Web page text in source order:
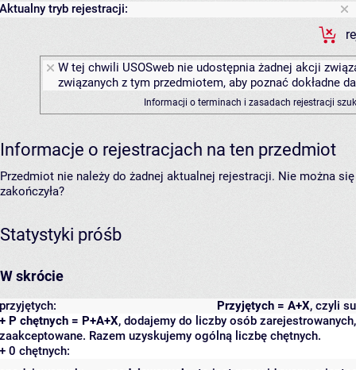
Aktualny tryb rejestracji:
W tej chwili USOSweb nie udostępnia żadnej akcji
związanych z tym przedmiotem, aby poznać dokładne
Informacji o terminach i zasadach rejestracji
Informacje o rejestracjach na ten przedmiot
Przedmiot nie należy do żadnej aktualnej rejestracji. Nie można
zakończyła?
Statystyki próśb
W skrócie
Przyjętych = A+X, czyli
przyjętych:
+ P chętnych = P+A+X, dodajemy do liczby osób
zaakceptowane. Razem uzyskujemy ogólną liczbę chętnych.
+ 0 chętnych: